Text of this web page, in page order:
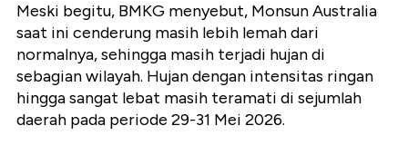
Meski begitu, BMKG menyebut, Monsun Australia
saat ini cenderung masih lebih lemah dari
normalnya, sehingga masih terjadi hujan di
sebagian wilayah. Hujan dengan intensitas ringan
hingga sangat lebat masih teramati di sejumlah
daerah pada periode 29-31 Mei 2026.